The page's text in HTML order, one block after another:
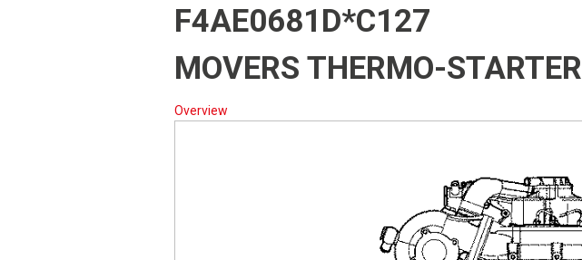
F4AE0681D*C127
MOVERS THERMO-STARTER
Overview